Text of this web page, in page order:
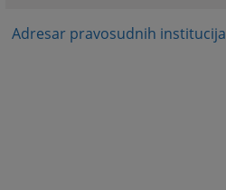
Adresar pravosudnih institucija